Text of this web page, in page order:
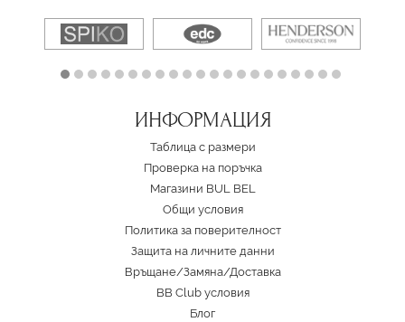
ИНФОРМАЦИЯ
Таблица с размери
Проверка на поръчка
Магазини BUL BEL
Oбщи условия
Политика за поверителност
Защита на личните данни
Връщане/Замяна/Доставка
BB Club условия
Блог